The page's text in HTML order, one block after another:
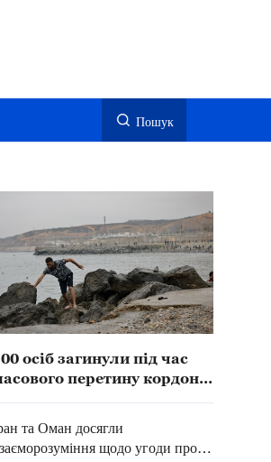
Пошук
осіб загинули під час
перетину кордону
та Оман досягли
щодо угоди про